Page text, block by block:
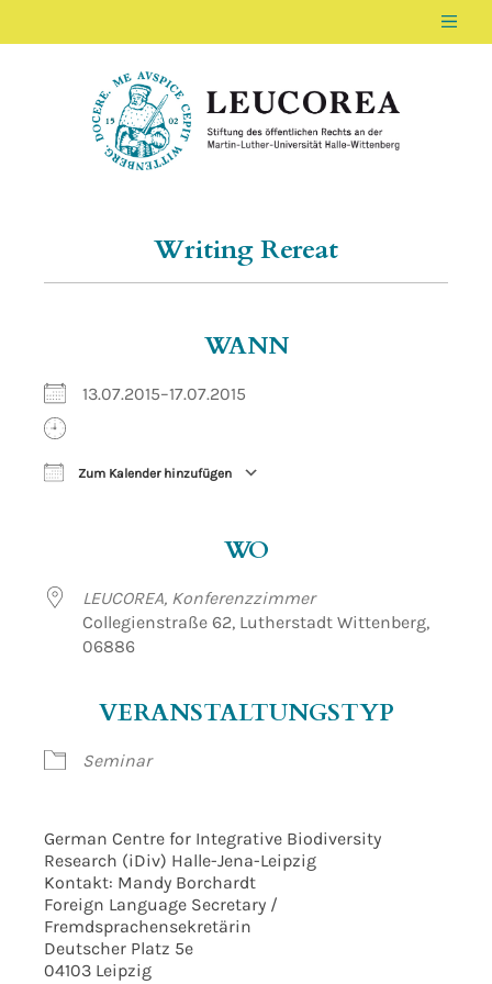
LEUCOREA DE
Stiftung des öffentlichen Rechts an der
Writing Rereat
WANN
13.07.2015–17.07.2015
Zum Kalender hinzufügen
WO
LEUCOREA, Konferenzzimmer
Collegienstraße 62, Lutherstadt Wittenberg,
06886
VERANSTALTUNGSTYP
Seminar
German Centre for Integrative Biodiversity
Research (iDiv) Halle-Jena-Leipzig
Kontakt: Mandy Borchardt
Foreign Language Secretary /
Fremdsprachensekretärin
Deutscher Platz 5e
04103 Leipzig